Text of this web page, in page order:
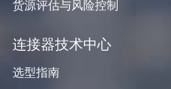
货源评估与风险控制
连接器技术中心
选型指南